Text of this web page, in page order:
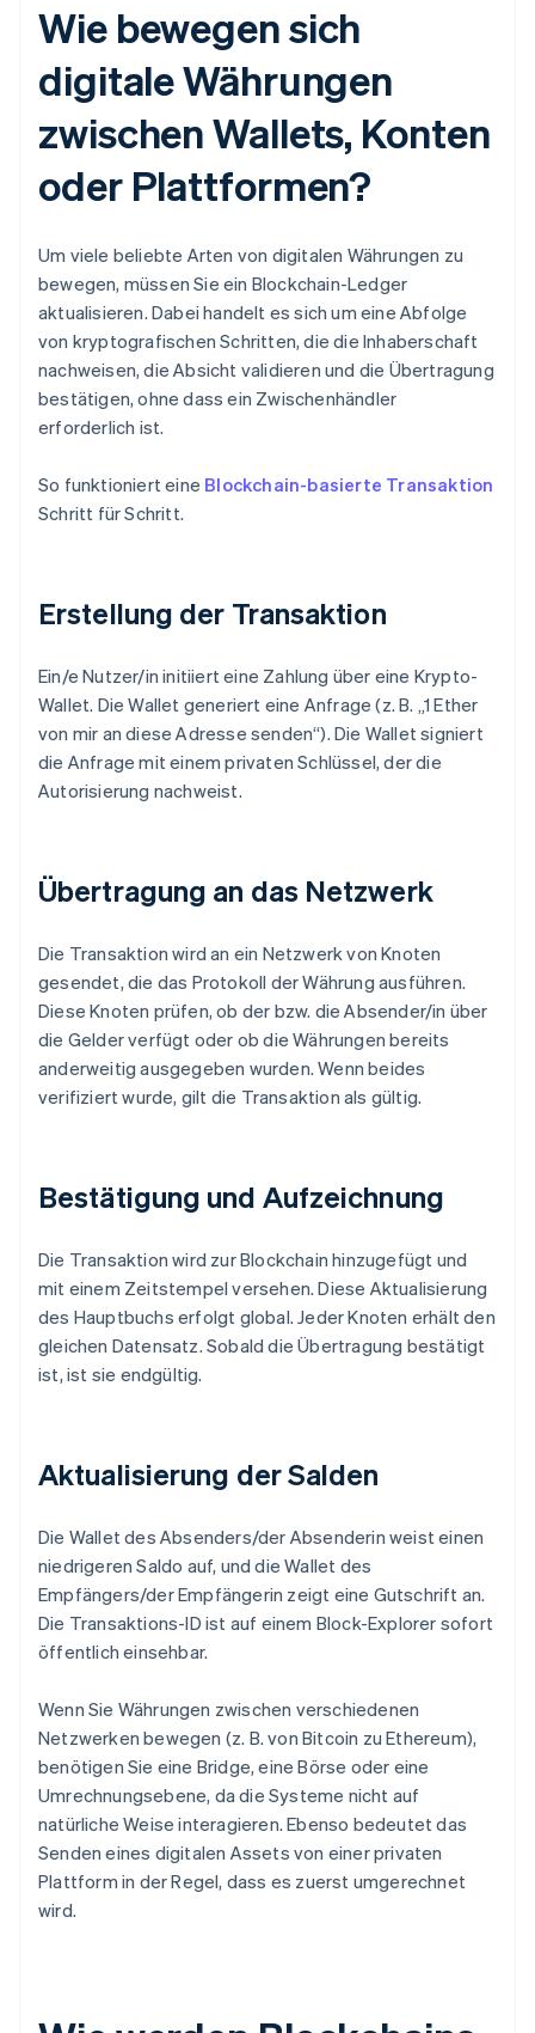
Wie bewegen sich
digitale Währungen
zwischen Wallets, Konten
oder Plattformen?
Um viele beliebte Arten von digitalen Währungen zu
bewegen, müssen Sie ein Blockchain-Ledger
aktualisieren. Dabei handelt es sich um eine Abfolge
von kryptografischen Schritten, die die Inhaberschaft
nachweisen, die Absicht validieren und die Übertragung
bestätigen, ohne dass ein Zwischenhändler
erforderlich ist.
So funktioniert eine Blockchain-basierte Transaktion
Schritt für Schritt.
Erstellung der Transaktion
Ein/e Nutzer/in initiiert eine Zahlung über eine Krypto-
Wallet. Die Wallet generiert eine Anfrage (z. B. „1 Ether
von mir an diese Adresse senden“). Die Wallet signiert
die Anfrage mit einem privaten Schlüssel, der die
Autorisierung nachweist.
Übertragung an das Netzwerk
Die Transaktion wird an ein Netzwerk von Knoten
gesendet, die das Protokoll der Währung ausführen.
Diese Knoten prüfen, ob der bzw. die Absender/in über
die Gelder verfügt oder ob die Währungen bereits
anderweitig ausgegeben wurden. Wenn beides
verifiziert wurde, gilt die Transaktion als gültig.
Bestätigung und Aufzeichnung
Die Transaktion wird zur Blockchain hinzugefügt und
mit einem Zeitstempel versehen. Diese Aktualisierung
des Hauptbuchs erfolgt global. Jeder Knoten erhält den
gleichen Datensatz. Sobald die Übertragung bestätigt
ist, ist sie endgültig.
Aktualisierung der Salden
Die Wallet des Absenders/der Absenderin weist einen
niedrigeren Saldo auf, und die Wallet des
Empfängers/der Empfängerin zeigt eine Gutschrift an.
Die Transaktions-ID ist auf einem Block-Explorer sofort
öffentlich einsehbar.
Wenn Sie Währungen zwischen verschiedenen
Netzwerken bewegen (z. B. von Bitcoin zu Ethereum),
benötigen Sie eine Bridge, eine Börse oder eine
Umrechnungsebene, da die Systeme nicht auf
natürliche Weise interagieren. Ebenso bedeutet das
Senden eines digitalen Assets von einer privaten
Plattform in der Regel, dass es zuerst umgerechnet
wird.